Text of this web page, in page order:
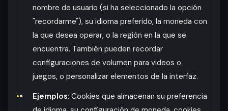
nombre de usuario (si ha seleccionado la opción
"recordarme"), su idioma preferido, la moneda con
la que desea operar, o la región en la que se
encuentra. También pueden recordar
configuraciones de volumen para videos o
juegos, o personalizar elementos de la interfaz.
Ejemplos: Cookies que almacenan su preferencia